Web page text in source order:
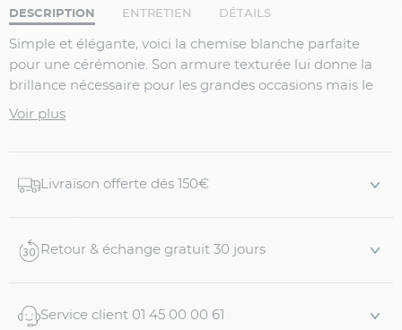
DESCRIPTION ENTRETIEN DÉTAILS
Simple et élégante, voici la chemise blanche parfaite
pour une cérémonie. Son armure texturée lui donne la
brillance nécessaire pour les grandes occasions mais le
tissu n'est pas épais et ne vous tiendra pas chaud.
chemise en 100% coton est must have pour une
Découvrez
cette magnifique chemise. Pour une cérémonie, ...
Voir plus
Livraison offerte dés 150€
Retour & échange gratuit 30 jours
Service client 01 45 00 00 61